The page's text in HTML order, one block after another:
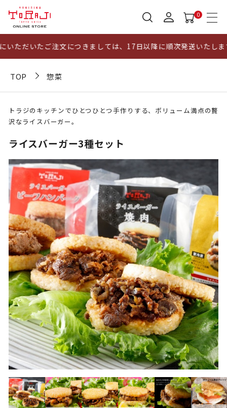
0
いたご注文につきましては、17日以降に順次発送いたします
TOP 惣菜
トラジのキッチンでひとつひとつ手作りする、ボリューム満点の贅
沢なライスバーガー。
ライスバーガー3種セット